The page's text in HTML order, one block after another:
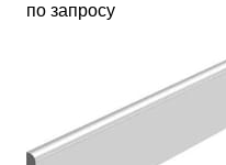
по запросу